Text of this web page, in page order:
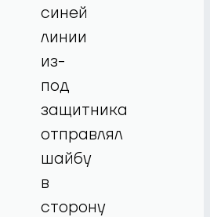
синей
линии
из-
под
защитника
отправлял
шайбу
в
сторону